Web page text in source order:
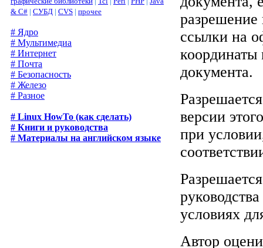
& C# | СУБД | CVS | прочее
# Ядро
# Мультимедиа
# Интернет
# Почта
# Безопасность
# Железо
# Разное
# Linux HowTo (как сделать)
# Книги и руководства
# Материалы на английском языке
разрешение
ссылки на
координаты
документа.
версии
при
условиях
Автор